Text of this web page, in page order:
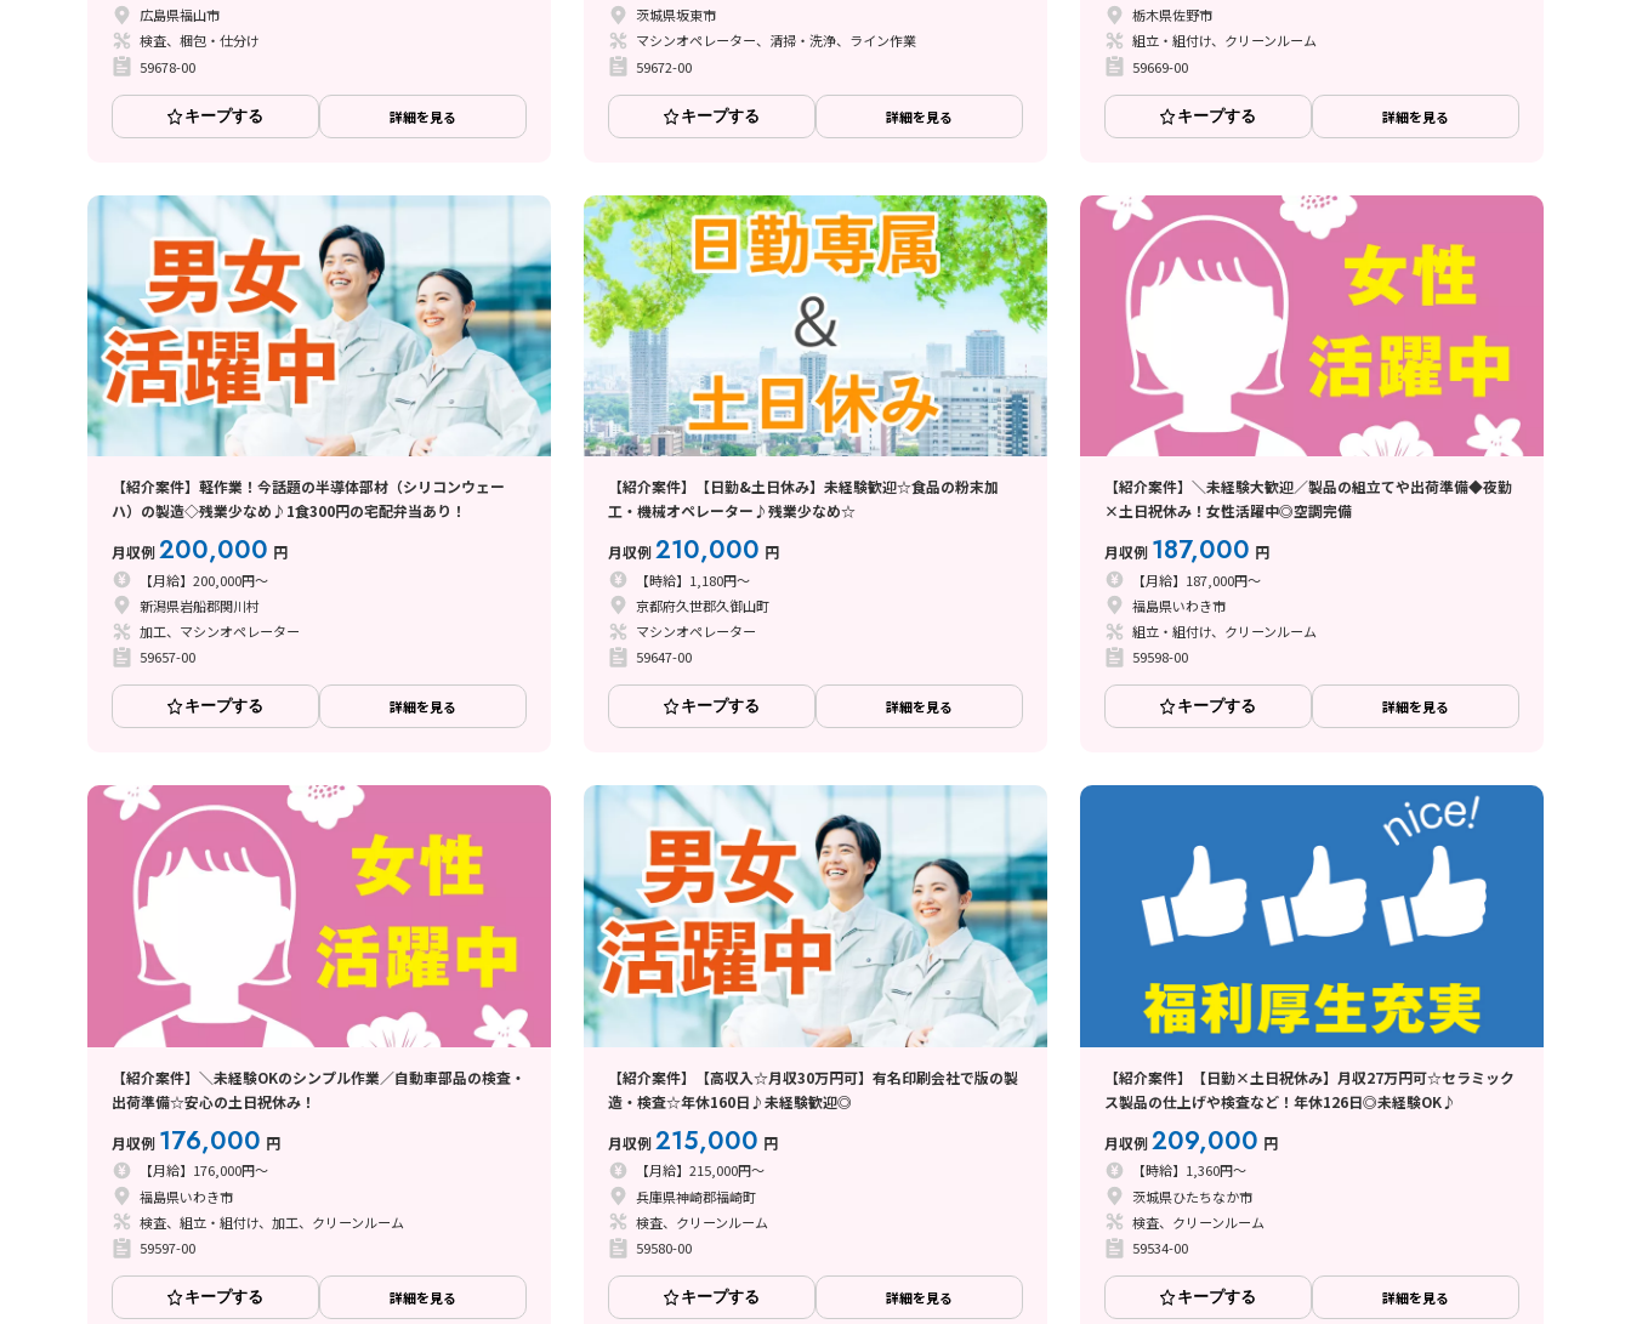
広島県福山市
検査、梱包・仕分け
59678-00
キープする 詳細を見る
茨城県坂東市
マシンオペレーター、清掃・洗浄、ライン作業
59672-00
キープする 詳細を見る
栃木県佐野市
組立・組付け、クリーンルーム
59669-00
キープする 詳細を見る
【紹介案件】軽作業！今話題の半導体部材（シリコンウェー
ハ）の製造◇残業少なめ♪1食300円の宅配弁当あり！
月収例200,000 円
【月給】200,000円～
新潟県岩船郡関川村
加工、マシンオペレーター
59657-00
キープする 詳細を見る
【紹介案件】【日勤&土日休み】未経験歓迎☆食品の粉末加
工・機械オペレーター♪残業少なめ☆
月収例210,000 円
【時給】1,180円～
京都府久世郡久御山町
マシンオペレーター
59647-00
キープする 詳細を見る
【紹介案件】＼未経験大歓迎／製品の組立てや出荷準備◆夜勤
×土日祝休み！女性活躍中◎空調完備
月収例 187,000 円
【月給】187,000円～
福島県いわき市
組立・組付け、クリーンルーム
59598-00
キープする 詳細を見る
【紹介案件】＼未経験OKのシンプル作業／自動車部品の検査・
出荷準備☆安心の土日祝休み！
月収例 176,000 円
【月給】176,000円～
福島県いわき市
検査、組立・組付け、加工、クリーンルーム
59597-00
キープする 詳細を見る
【紹介案件】【高収入☆月収30万円可】有名印刷会社で版の製
造・検査☆年休160日♪未経験歓迎◎
月収例215,000 円
【月給】215,000円～
兵庫県神崎郡福崎町
検査、クリーンルーム
59580-00
キープする 詳細を見る
【紹介案件】【日勤×土日祝休み】月収27万円可☆セラミック
ス製品の仕上げや検査など！年休126日◎未経験OK♪
月収例209,000 円
【時給】1,360円～
茨城県ひたちなか市
検査、クリーンルーム
59534-00
キープする 詳細を見る